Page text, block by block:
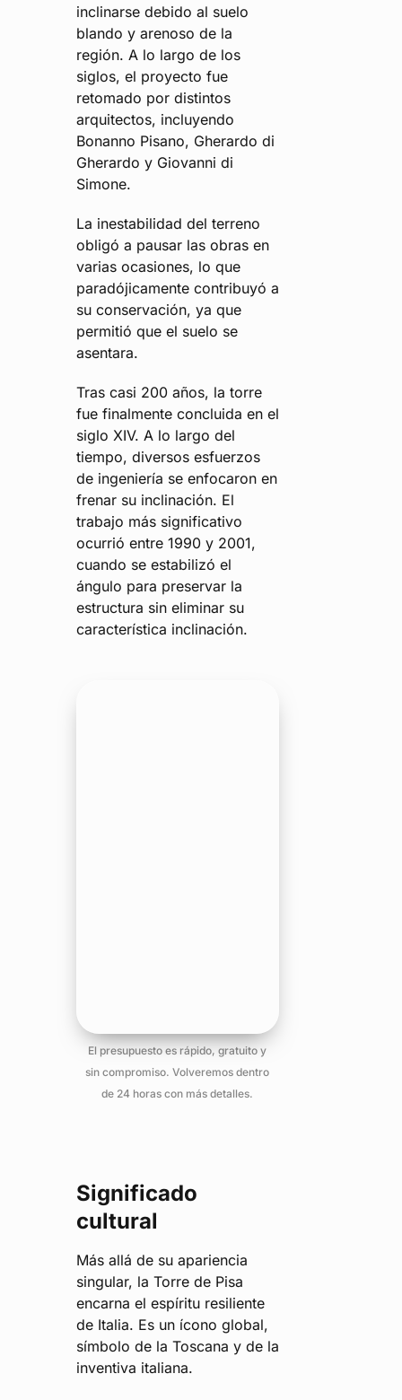
inclinarse debido al suelo
blando y arenoso de la
región. A lo largo de los
siglos, el proyecto fue
retomado por distintos
arquitectos, incluyendo
Bonanno Pisano, Gherardo di
Gherardo y Giovanni di
Simone.
La inestabilidad del terreno
obligó a pausar las obras en
varias ocasiones, lo que
paradójicamente contribuyó a
su conservación, ya que
permitió que el suelo se
asentara.
Tras casi 200 años, la torre
fue finalmente concluida en el
siglo XIV. A lo largo del
tiempo, diversos esfuerzos
de ingeniería se enfocaron en
frenar su inclinación. El
trabajo más significativo
ocurrió entre 1990 y 2001,
cuando se estabilizó el
ángulo para preservar la
estructura sin eliminar su
característica inclinación.
El presupuesto es rápido, gratuito y
sin compromiso. Volveremos dentro
de 24 horas con más detalles.
Significado
cultural
Más allá de su apariencia
singular, la Torre de Pisa
encarna el espíritu resiliente
de Italia. Es un ícono global,
símbolo de la Toscana y de la
inventiva italiana.